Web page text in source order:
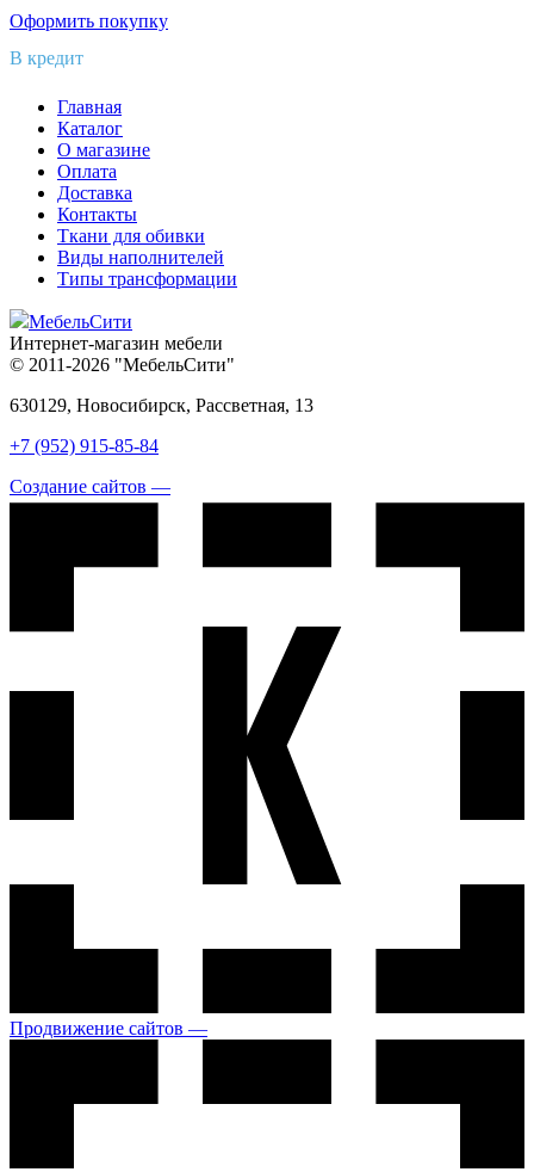
Оформить покупку
В кредит
Главная
Каталог
О магазине
Оплата
Доставка
Контакты
Ткани для обивки
Виды наполнителей
Типы трансформации
МебельСити
Интернет-магазин мебели
© 2011-2026 "МебельСити"
630129, Новосибирск, Рассветная, 13
+7 (952) 915-85-84
Создание сайтов —
Продвижение сайтов —